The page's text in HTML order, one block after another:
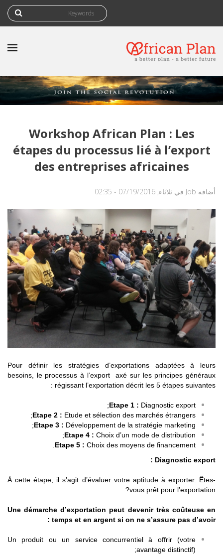
استمارة البحث
‏بحث ‏
Workshop African Plan : Les
étapes du processus lié à l’export
des entreprises africaines
أضافه Job في ثلاثاء, 07/19/2016 - 02:35
Pour définir les stratégies d’exportations adaptées à leurs
besoins, le processus à l’export axé sur les principes généraux
régissant l’exportation décrit les 5 étapes suivantes :
Etape 1 : Diagnostic export;
Etape 2 : Etude et sélection des marchés étrangers;
Etape 3 : Développement de la stratégie marketing;
Etape 4 : Choix d’un mode de distribution;
Etape 5 : Choix des moyens de financement.
Diagnostic export :
À cette étape, il s’agit d’évaluer votre aptitude à exporter. Êtes-
vous prêt pour l’exportation?
Une démarche d’exportation peut devenir très coûteuse en
temps et en argent si on ne s’assure pas d’avoir :
Un produit ou un service concurrentiel à offrir (votre
avantage distinctif);